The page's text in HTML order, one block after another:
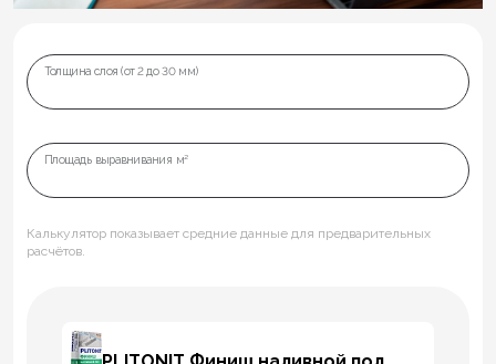
Толщина слоя (от 2 до 30 мм)
Площадь выравнивания м²
Калькулятор показывает средние данные для предварительных
расчётов.